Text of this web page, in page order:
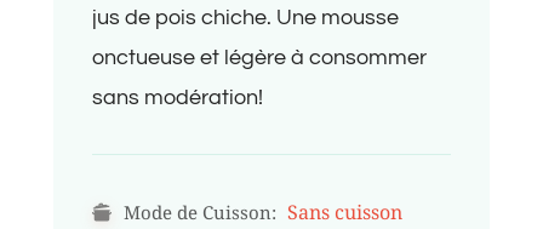
jus de pois chiche. Une mousse
onctueuse et légère à consommer
sans modération!
Mode de Cuisson: Sans cuisson